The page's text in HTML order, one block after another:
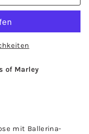
of Marley
mit Ballerina-